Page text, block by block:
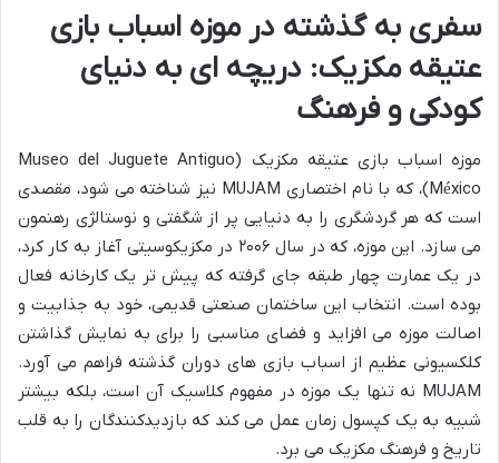
سفری به گذشته در موزه اسباب بازی
عتیقه مکزیک: دریچه ای به دنیای
کودکی و فرهنگ
موزه اسباب بازی عتیقه مکزیک (Museo del Juguete Antiguo
México)، که با نام اختصاری MUJAM نیز شناخته می شود، مقصدی
است که هر گردشگری را به دنیایی پر از شگفتی و نوستالژی رهنمون
می سازد. این موزه، که در سال ۲۰۰۶ در مکزیکوسیتی آغاز به کار کرد،
در یک عمارت چهار طبقه جای گرفته که پیش تر یک کارخانه فعال
بوده است. انتخاب این ساختمان صنعتی قدیمی، خود به جذابیت و
اصالت موزه می افزاید و فضای مناسبی را برای به نمایش گذاشتن
کلکسیونی عظیم از اسباب بازی های دوران گذشته فراهم می آورد.
MUJAM نه تنها یک موزه در مفهوم کلاسیک آن است، بلکه بیشتر
شبیه به یک کپسول زمان عمل می کند که بازدیدکنندگان را به قلب
تاریخ و فرهنگ مکزیک می برد.